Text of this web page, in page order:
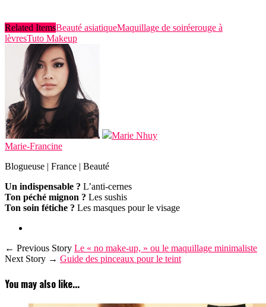
Related ItemsBeauté asiatiqueMaquillage de soiréerouge à
lèvresTuto Makeup
Marie Nhuy
Marie-Francine
Blogueuse | France | Beauté
Un indispensable ? L’anti-cernes
Ton péché mignon ? Les sushis
Ton soin fétiche ? Les masques pour le visage
← Previous Story Le « no make-up, » ou le maquillage minimaliste
Next Story → Guide des pinceaux pour le teint
You may also like...